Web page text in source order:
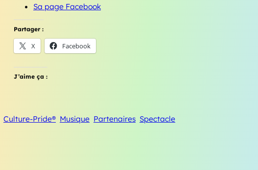
Sa page Facebook
Partager :
X Facebook
J’aime ça :
Culture-Pride® Musique Partenaires Spectacle